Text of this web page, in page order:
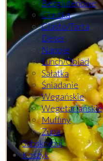
Bezglutenowe
Ciastka
Ciasto/Tarta
Deser
Napoje
Lunch/Obiad
Sałatka
Śniadanie
Wegańskie
Wegetariańskie
Muffiny
Zupa
Subskrybuj
Koszyk